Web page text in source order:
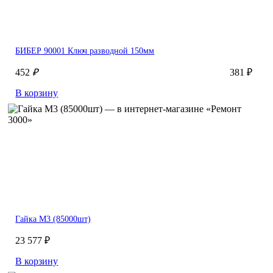
БИБЕР 90001 Ключ разводной 150мм
452₽
381 ₽
В корзину
Гайка M3 (85000шт)
23 577 ₽
В корзину